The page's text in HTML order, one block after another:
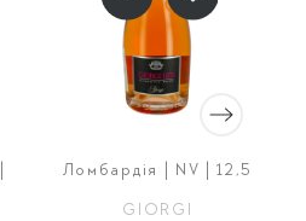
Ломбардія | NV | 12,5
GIORGI